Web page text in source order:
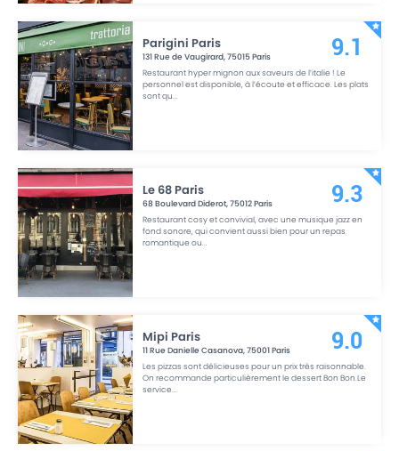
Parigini Paris
131 Rue de Vaugirard,75015Paris
Restaurant hyper mignon aux saveurs de l’italie ! Le
personnel est disponible, à l’écoute et efficace. Les plats
sont qu...
9.1
Le 68 Paris
68 Boulevard Diderot,75012Paris
Restaurant cosy et convivial, avec une musique jazz en
fond sonore, qui convient aussi bien pour un repas
romantique ou...
9.3
Mipi Paris
11 Rue Danielle Casanova,75001Paris
Les pizzas sont délicieuses pour un prix très raisonnable.
On recommande particulièrement le dessert Bon Bon.Le
service...
9.0